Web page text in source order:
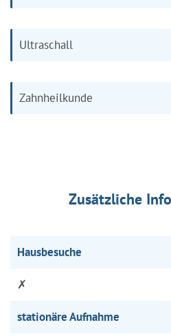
Ultraschall
Zahnheilkunde
Zusätzliche
Hausbesuche
✗
stationäre Aufnahme